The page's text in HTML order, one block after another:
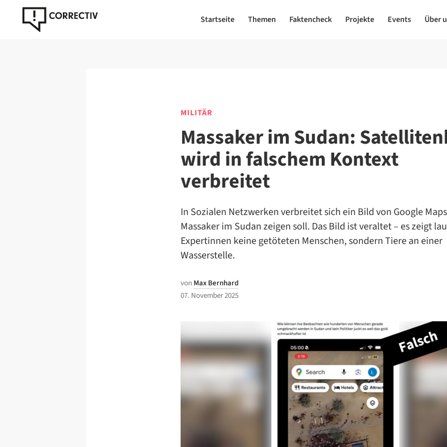
Startseite Themen Faktencheck Projekte Events Über
MILITÄR
Massaker im Sudan:
wird in falschem Kontext
verbreitet
In Sozialen Netzwerken verbreitet sich ein Bild von Google
Massaker im Sudan zeigen soll. Das Bild ist veraltet – es zeigt
Expertinnen keine getöteten Menschen, sondern Tiere an einer
Wasserstelle.
von Max Bernhard
07. November 2025